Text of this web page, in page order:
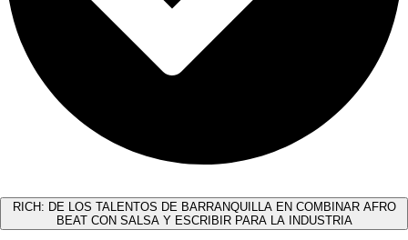
RICH: DE LOS TALENTOS DE BARRANQUILLA EN COMBINAR AFRO
BEAT CON SALSA Y ESCRIBIR PARA LA INDUSTRIA